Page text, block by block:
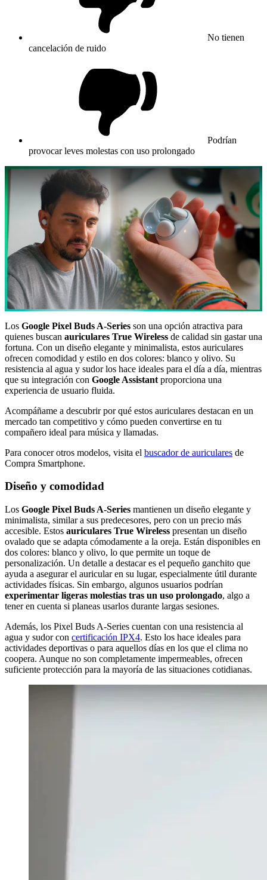
No tienen
cancelación de ruido
Podrían
provocar leves molestas con uso prolongado
Los Google Pixel Buds A-Series son una opción atractiva para
quienes buscan auriculares True Wireless de calidad sin gastar una
fortuna. Con un diseño elegante y minimalista, estos auriculares
ofrecen comodidad y estilo en dos colores: blanco y olivo. Su
resistencia al agua y sudor los hace ideales para el día a día, mientras
que su integración con Google Assistant proporciona una
experiencia de usuario fluida.
Acompáñame a descubrir por qué estos auriculares destacan en un
mercado tan competitivo y cómo pueden convertirse en tu
compañero ideal para música y llamadas.
Para conocer otros modelos, visita el buscador de auriculares de
Compra Smartphone.
Diseño y comodidad
Los Google Pixel Buds A-Series mantienen un diseño elegante y
minimalista, similar a sus predecesores, pero con un precio más
accesible. Estos auriculares True Wireless presentan un diseño
ovalado que se adapta cómodamente a la oreja. Están disponibles en
dos colores: blanco y olivo, lo que permite un toque de
personalización. Un detalle a destacar es el pequeño ganchito que
ayuda a asegurar el auricular en su lugar, especialmente útil durante
actividades físicas. Sin embargo, algunos usuarios podrían
experimentar ligeras molestias tras un uso prolongado, algo a
tener en cuenta si planeas usarlos durante largas sesiones.
Además, los Pixel Buds A-Series cuentan con una resistencia al
agua y sudor con certificación IPX4. Esto los hace ideales para
actividades deportivas o para aquellos días en los que el clima no
coopera. Aunque no son completamente impermeables, ofrecen
suficiente protección para la mayoría de las situaciones cotidianas.